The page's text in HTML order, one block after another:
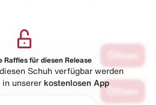
Raffles für diesen Release
Schuh verfügbar werden
unserer kostenlosen App